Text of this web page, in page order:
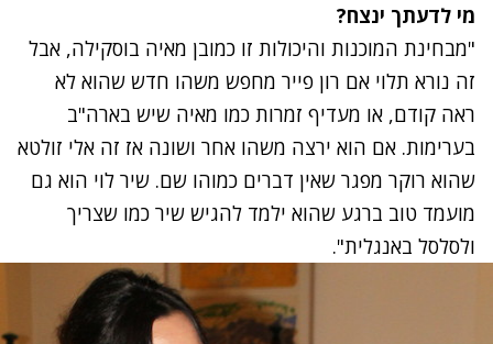
מי לדעתך ינצח?
"מבחינת המוכנות והיכולות זו כמובן מאיה בוסקילה, אבל
זה נורא תלוי אם רון פייר מחפש משהו חדש שהוא לא
ראה קודם, או מעדיף זמרות כמו מאיה שיש בארה"ב
בערימות. אם הוא ירצה משהו אחר ושונה אז זה אלי זולטא
שהוא רוקר מפגר שאין דברים כמוהו שם. שיר לוי הוא גם
מועמד טוב ברגע שהוא ילמד להגיש שיר כמו שצריך
ולסלסל באנגלית".